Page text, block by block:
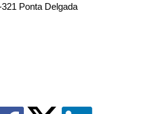
Ponta Delgada